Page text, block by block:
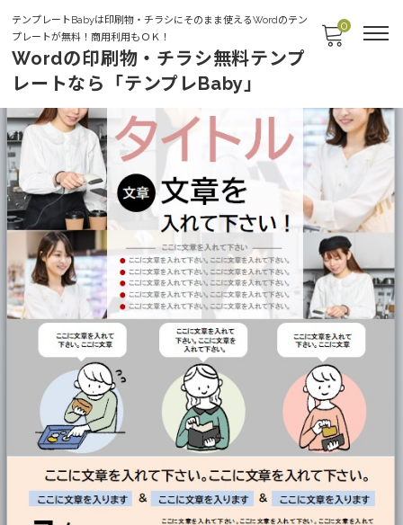
テンプレートBabyは印刷物・チラシにそのまま使えるWordのテン
プレートが無料！商用利用もＯＫ！
Wordの印刷物・チラシ無料テンプ
レートなら「テンプレBaby」
0